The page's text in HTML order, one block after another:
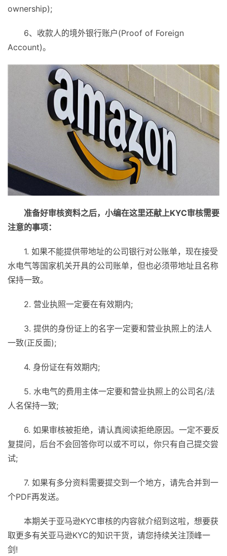
ownership);
6、收款人的境外银行账户(Proof of Foreign
Account)。
准备好审核资料之后，小编在这里还献上KYC审核需要
注意的事项：
1. 如果不能提供带地址的公司银行对公账单，现在接受
水电气等国家机关开具的公司账单，但也必须带地址且名称
保持一致。
2. 营业执照一定要在有效期内;
3. 提供的身份证上的名字一定要和营业执照上的法人
一致(正反面);
4. 身份证在有效期内;
5. 水电气的费用主体一定要和营业执照上的公司名/法
人名保持一致;
6. 如果审核被拒绝，请认真阅读拒绝原因。一定不要反
复提问，后台不会回答你可以或不可以，你只有自己提交尝
试;
7. 如果有多分资料需要提交到一个地方，请先合并到一
个PDF再发送。
本期关于亚马逊KYC审核的内容就介绍到这啦，想要获
取更多有关亚马逊KYC的知识干货，请您持续关注顶峰一
剑!